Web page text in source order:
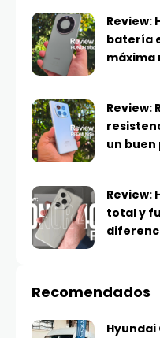
Review:
batería
máxima
Review:
un buen
Review:
total y
Recomendados
Hyundai